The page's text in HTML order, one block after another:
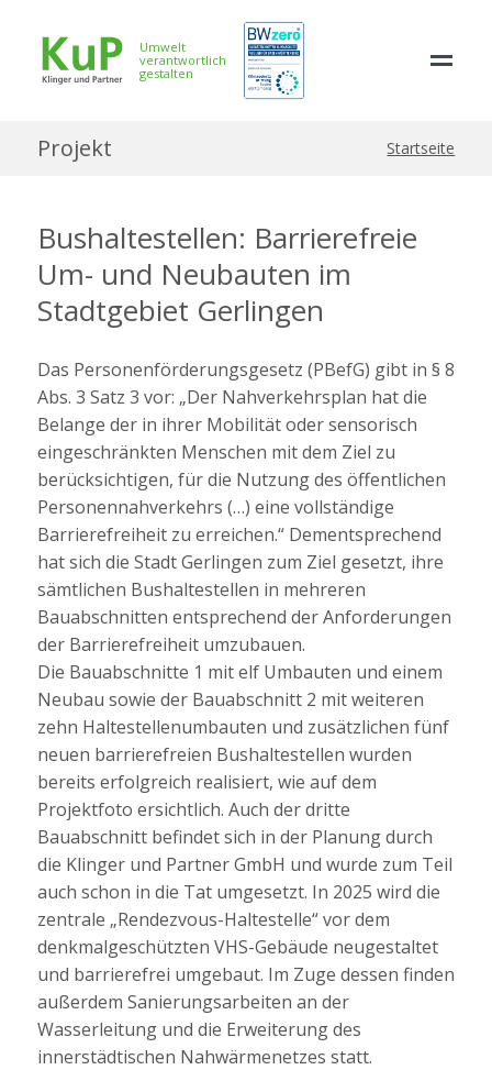
Umwelt
verantwortlich
gestalten
Projekt Startseite
Bushaltestellen: Barrierefreie
Um- und Neubauten im
Stadtgebiet Gerlingen
Das Personenförderungsgesetz (PBefG) gibt in § 8
Abs. 3 Satz 3 vor: „Der Nahverkehrsplan hat die
Belange der in ihrer Mobilität oder sensorisch
eingeschränkten Menschen mit dem Ziel zu
berücksichtigen, für die Nutzung des öffentlichen
Personennahverkehrs (…) eine vollständige
Barrierefreiheit zu erreichen.“ Dementsprechend
hat sich die Stadt Gerlingen zum Ziel gesetzt, ihre
sämtlichen Bushaltestellen in mehreren
Bauabschnitten entsprechend der Anforderungen
der Barrierefreiheit umzubauen.
Die Bauabschnitte 1 mit elf Umbauten und einem
Neubau sowie der Bauabschnitt 2 mit weiteren
zehn Haltestellenumbauten und zusätzlichen fünf
neuen barrierefreien Bushaltestellen wurden
bereits erfolgreich realisiert, wie auf dem
Projektfoto ersichtlich. Auch der dritte
Bauabschnitt befindet sich in der Planung durch
die Klinger und Partner GmbH und wurde zum Teil
auch schon in die Tat umgesetzt. In 2025 wird die
zentrale „Rendezvous-Haltestelle“ vor dem
denkmalgeschützten VHS-Gebäude neugestaltet
und barrierefrei umgebaut. Im Zuge dessen finden
außerdem Sanierungsarbeiten an der
Wasserleitung und die Erweiterung des
innerstädtischen Nahwärmenetzes statt.